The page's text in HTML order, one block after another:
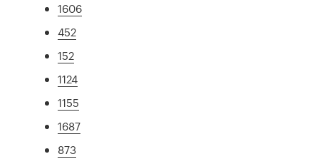
1606
452
152
1124
1155
1687
873